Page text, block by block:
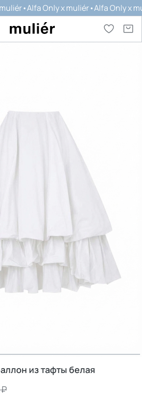
•Alfa Only x muliér•Alfa Only x
из тафты белая